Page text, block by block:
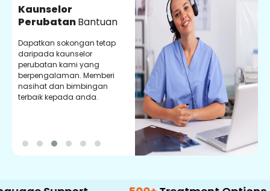
Kaunselor
PerubatanBantuan
Dapatkan sokongan tetap
daripada kaunselor
perubatan kami yang
berpengalaman. Memberi
nasihat dan bimbingan
terbaik kepada anda.